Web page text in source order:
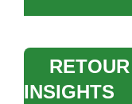
INSIGHTS